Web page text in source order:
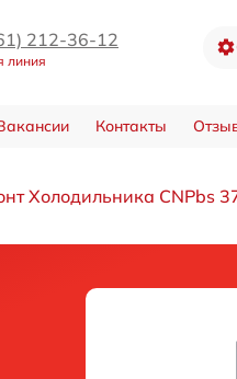
212-36-12
линия
Контакты
Холодильника CNPbs